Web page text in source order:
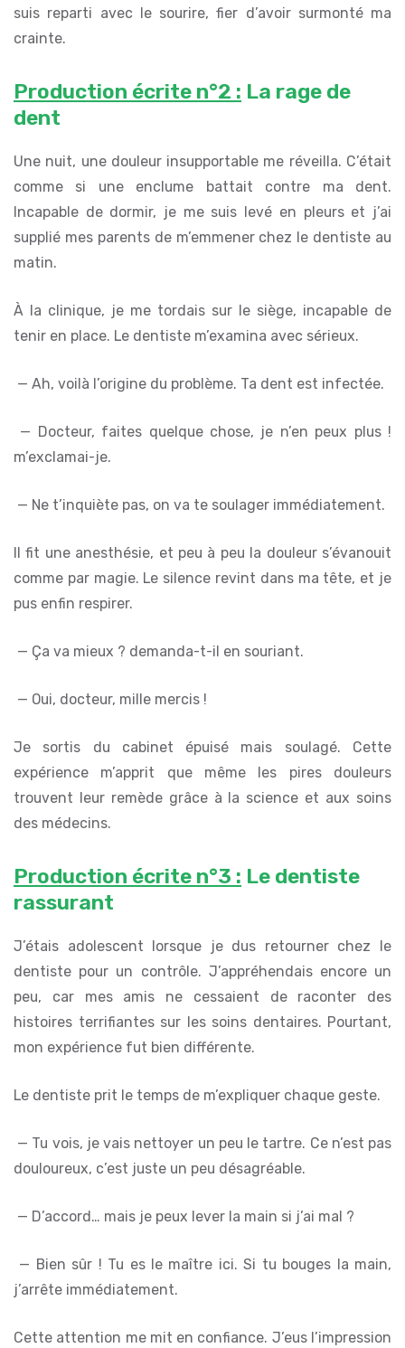
suis reparti avec le sourire, fier d’avoir surmonté ma
crainte.
Production écrite n°2 : La rage de
dent
Une nuit, une douleur insupportable me réveilla. C’était
comme si une enclume battait contre ma dent.
Incapable de dormir, je me suis levé en pleurs et j’ai
supplié mes parents de m’emmener chez le dentiste au
matin.
À la clinique, je me tordais sur le siège, incapable de
tenir en place. Le dentiste m’examina avec sérieux.
— Ah, voilà l’origine du problème. Ta dent est infectée.
— Docteur, faites quelque chose, je n’en peux plus !
m’exclamai-je.
— Ne t’inquiète pas, on va te soulager immédiatement.
Il fit une anesthésie, et peu à peu la douleur s’évanouit
comme par magie. Le silence revint dans ma tête, et je
pus enfin respirer.
— Ça va mieux ? demanda-t-il en souriant.
— Oui, docteur, mille mercis !
Je sortis du cabinet épuisé mais soulagé. Cette
expérience m’apprit que même les pires douleurs
trouvent leur remède grâce à la science et aux soins
des médecins.
Production écrite n°3 : Le dentiste
rassurant
J’étais adolescent lorsque je dus retourner chez le
dentiste pour un contrôle. J’appréhendais encore un
peu, car mes amis ne cessaient de raconter des
histoires terrifiantes sur les soins dentaires. Pourtant,
mon expérience fut bien différente.
Le dentiste prit le temps de m’expliquer chaque geste.
— Tu vois, je vais nettoyer un peu le tartre. Ce n’est pas
douloureux, c’est juste un peu désagréable.
— D’accord… mais je peux lever la main si j’ai mal ?
— Bien sûr ! Tu es le maître ici. Si tu bouges la main,
j’arrête immédiatement.
Cette attention me mit en confiance. J’eus l’impression